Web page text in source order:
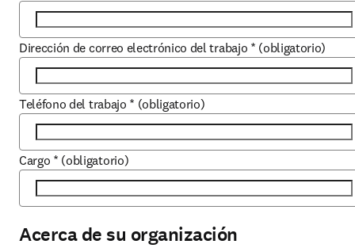
Dirección de correo electrónico del trabajo * (obligatorio)
Teléfono del trabajo * (obligatorio)
Cargo * (obligatorio)
Acerca de su organización